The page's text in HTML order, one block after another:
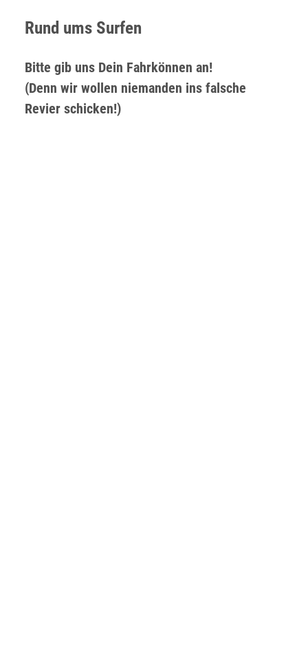
Rund ums Surfen
Bitte gib uns Dein Fahrkönnen an!
(Denn wir wollen niemanden ins falsche
Revier schicken!)